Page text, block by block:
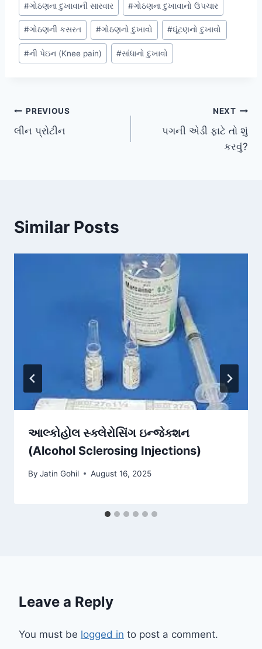
#ગોઠણના દુખાવાની સારવાર #ગોઠણના દુખાવાનો ઉપચાર
#ગોઠણની કસરત #ગોઠણનો દુખાવો #ઘૂંટણનો દુખાવો
#ની પેઇન (Knee pain) #સાંધાનો દુખાવો
Post
navigation
PREVIOUS
લીન પ્રોટીન
NEXT
પગની એડી ફાટે તો શું
કરવું?
Similar Posts
આલ્કોહોલ સ્ક્લેરોસિંગ ઇન્જેક્શન
(Alcohol Sclerosing Injections)
By Jatin Gohil August 16, 2025
Leave a Reply
You must be logged in to post a comment.